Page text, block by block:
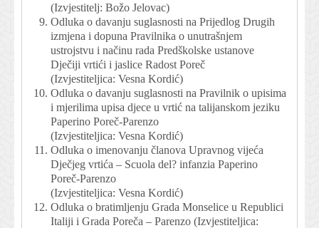
(Izvjestitelj: Božo Jelovac)
Odluka o davanju suglasnosti na Prijedlog Drugih
izmjena i dopuna Pravilnika o unutrašnjem
ustrojstvu i načinu rada Predškolske ustanove
Dječiji vrtići i jaslice Radost Poreč
(Izvjestiteljica: Vesna Kordić)
Odluka o davanju suglasnosti na Pravilnik o upisima
i mjerilima upisa djece u vrtić na talijanskom jeziku
Paperino Poreč-Parenzo
(Izvjestiteljica: Vesna Kordić)
Odluka o imenovanju članova Upravnog vijeća
Dječjeg vrtića – Scuola del? infanzia Paperino
Poreč-Parenzo
(Izvjestiteljica: Vesna Kordić)
Odluka o bratimljenju Grada Monselice u Republici
Italiji i Grada Poreča – Parenzo (Izvjestiteljica: